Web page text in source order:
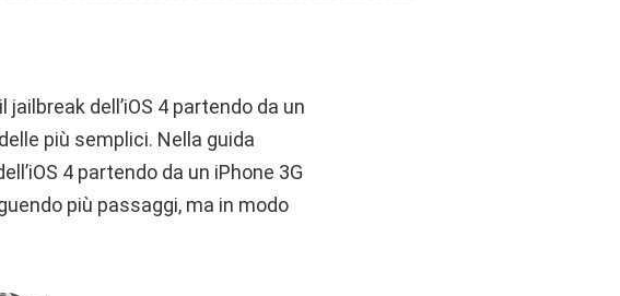
dell’iOS 4 partendo da un
più semplici. Nella guida
4 partendo da un iPhone 3G
più passaggi, ma in modo